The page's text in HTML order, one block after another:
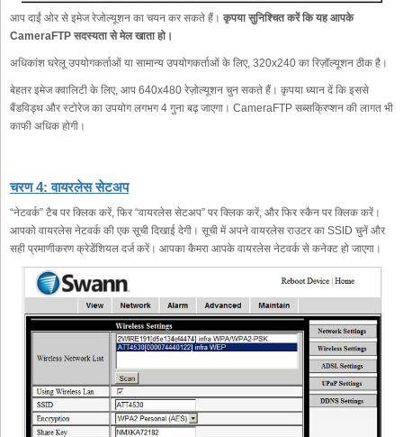
आप दाईं ओर से इमेज रेजोल्यूशन का चयन कर सकते हैं। कृपया सुनिश्चित करें कि यह आपके
CameraFTP सदस्यता से मेल खाता हो।
अधिकांश घरेलू उपयोगकर्ताओं या सामान्य उपयोगकर्ताओं के लिए, 320x240 का रिज़ॉल्यूशन ठीक है।
बेहतर इमेज क्वालिटी के लिए, आप 640x480 रेज़ोल्यूशन चुन सकते हैं। कृपया ध्यान दें कि इससे
बैंडविड्थ और स्टोरेज का उपयोग लगभग 4 गुना बढ़ जाएगा। CameraFTP सब्सक्रिप्शन की लागत भी
काफी अधिक होगी।
चरण 4: वायरलेस सेटअप
“नेटवर्क” टैब पर क्लिक करें, फिर “वायरलेस सेटअप” पर क्लिक करें, और फिर स्कैन पर क्लिक करें।
आपको वायरलेस नेटवर्क की एक सूची दिखाई देगी। सूची में अपने वायरलेस राउटर का SSID चुनें और
सही प्रमाणीकरण क्रेडेंशियल दर्ज करें। आपका कैमरा आपके वायरलेस नेटवर्क से कनेक्ट हो जाएगा।